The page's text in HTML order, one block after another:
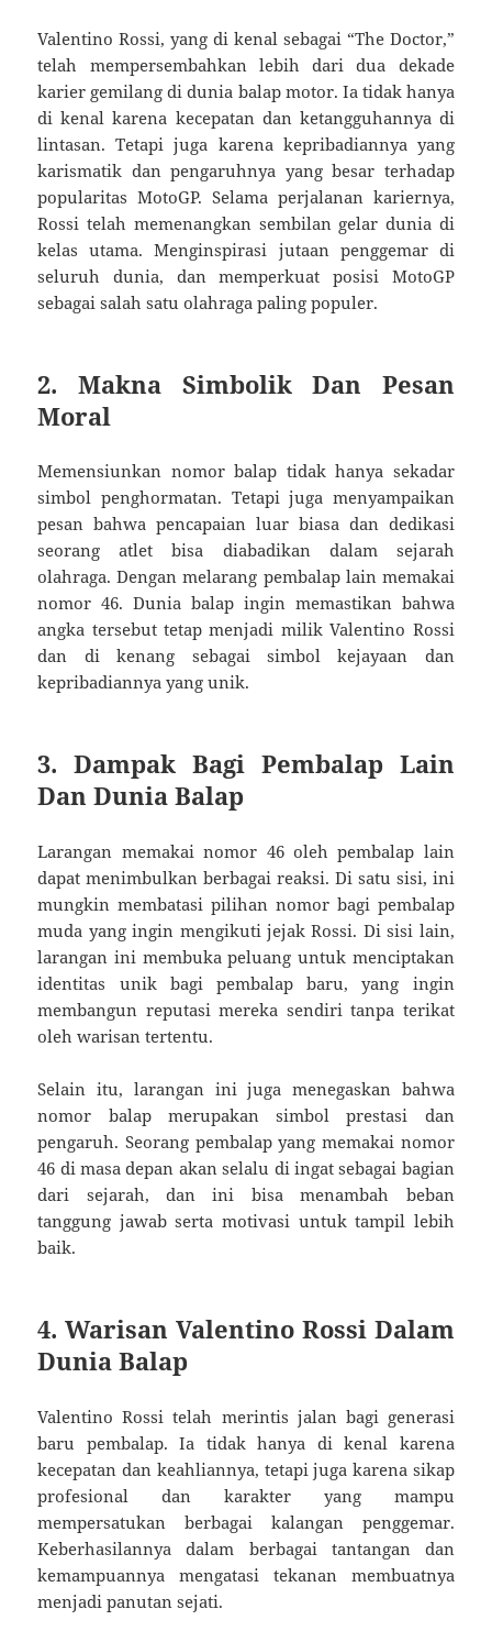
Valentino Rossi, yang di kenal sebagai “The Doctor,”
telah mempersembahkan lebih dari dua dekade
karier gemilang di dunia balap motor. Ia tidak hanya
di kenal karena kecepatan dan ketangguhannya di
lintasan. Tetapi juga karena kepribadiannya yang
karismatik dan pengaruhnya yang besar terhadap
popularitas MotoGP. Selama perjalanan kariernya,
Rossi telah memenangkan sembilan gelar dunia di
kelas utama. Menginspirasi jutaan penggemar di
seluruh dunia, dan memperkuat posisi MotoGP
sebagai salah satu olahraga paling populer.
2. Makna Simbolik Dan Pesan
Moral
Memensiunkan nomor balap tidak hanya sekadar
simbol penghormatan. Tetapi juga menyampaikan
pesan bahwa pencapaian luar biasa dan dedikasi
seorang atlet bisa diabadikan dalam sejarah
olahraga. Dengan melarang pembalap lain memakai
nomor 46. Dunia balap ingin memastikan bahwa
angka tersebut tetap menjadi milik Valentino Rossi
dan di kenang sebagai simbol kejayaan dan
kepribadiannya yang unik.
3. Dampak Bagi Pembalap Lain
Dan Dunia Balap
Larangan memakai nomor 46 oleh pembalap lain
dapat menimbulkan berbagai reaksi. Di satu sisi, ini
mungkin membatasi pilihan nomor bagi pembalap
muda yang ingin mengikuti jejak Rossi. Di sisi lain,
larangan ini membuka peluang untuk menciptakan
identitas unik bagi pembalap baru, yang ingin
membangun reputasi mereka sendiri tanpa terikat
oleh warisan tertentu.
Selain itu, larangan ini juga menegaskan bahwa
nomor balap merupakan simbol prestasi dan
pengaruh. Seorang pembalap yang memakai nomor
46 di masa depan akan selalu di ingat sebagai bagian
dari sejarah, dan ini bisa menambah beban
tanggung jawab serta motivasi untuk tampil lebih
baik.
4. Warisan Valentino Rossi Dalam
Dunia Balap
Valentino Rossi telah merintis jalan bagi generasi
baru pembalap. Ia tidak hanya di kenal karena
kecepatan dan keahliannya, tetapi juga karena sikap
profesional dan karakter yang mampu
mempersatukan berbagai kalangan penggemar.
Keberhasilannya dalam berbagai tantangan dan
kemampuannya mengatasi tekanan membuatnya
menjadi panutan sejati.